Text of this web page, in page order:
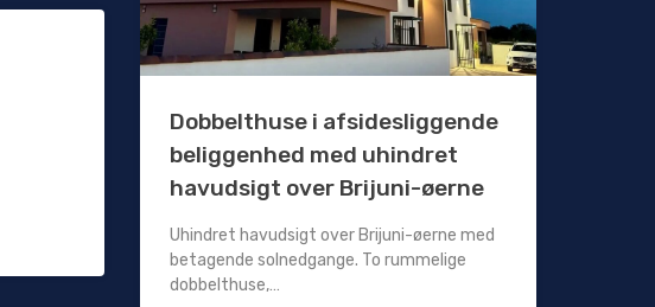
Dobbelthuse i afsidesliggende
beliggenhed med uhindret
havudsigt over Brijuni-øerne
Uhindret havudsigt over Brijuni-øerne med
betagende solnedgange. To rummelige
dobbelthuse,…